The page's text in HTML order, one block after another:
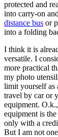
protected and
into carry-on
distance bus or
into a folding
I think it is
versatile. I
more practical
my photo
limit yourself as
travel by car or
equipment.
equipment is
only with a
But I am not